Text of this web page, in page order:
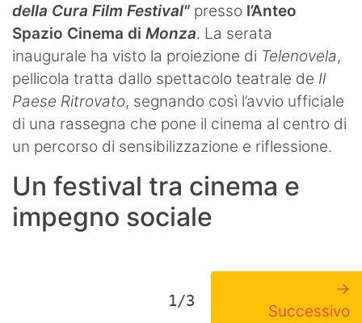
della Cura Film Festival" presso l’Anteo
Spazio Cinema di Monza. La serata
inaugurale ha visto la proiezione di Telenovela,
pellicola tratta dallo spettacolo teatrale de Il
Paese Ritrovato, segnando così l’avvio ufficiale
di una rassegna che pone il cinema al centro di
un percorso di sensibilizzazione e riflessione.
Un festival tra cinema e
impegno sociale
1/3
→
Successivo